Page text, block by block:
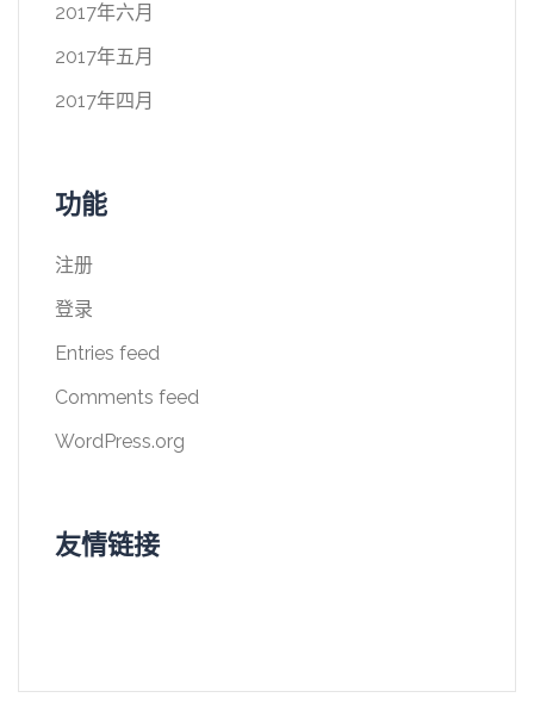
2017年六月
2017年五月
2017年四月
功能
注册
登录
Entries feed
Comments feed
WordPress.org
友情链接